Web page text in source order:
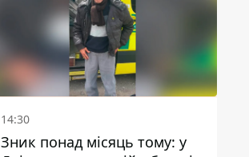
14:30
Зник понад місяць тому: у